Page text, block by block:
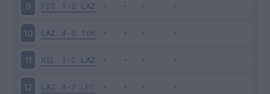
9 FIO 1-2 LAZ
10 LAZ 4-0 TOR
11 MIL 1-2 LAZ
12 LAZ 4-2 LEC